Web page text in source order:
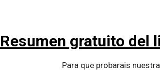
Resumen gratuito del
Para que probarais